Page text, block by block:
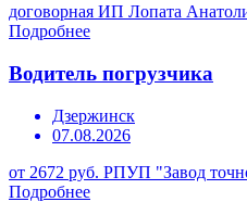
договорная ИП Лопата
Подробнее
Водитель погрузчика
Дзержинск
07.08.2026
от 2672 руб. РПУП "Завод
Подробнее